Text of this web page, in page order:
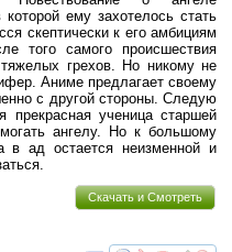
ему захотелось стать
скептически к его амбициям
того самого происшествия
грехов. Но никому не
Аниме предлагает своему
с другой стороны. Следую
ученица старшей
ангелу. Но к большому
в ад остается неизменной и
Скачать и Смотреть